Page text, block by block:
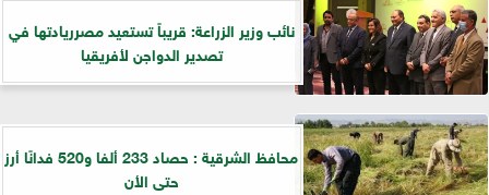
نائب وزير الزراعة: قريباً تستعيد مصرريادتها في
تصدير الدواجن لأفريقيا
محافظ الشرقية : حصاد 233 ألفا و520 فدانًا أرز
حتى الأن